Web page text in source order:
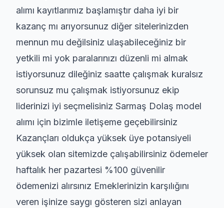
alımı kayıtlarımız başlamıştır daha iyi bir
kazanç mı arıyorsunuz diğer sitelerinizden
mennun mu değilsiniz ulaşabileceğiniz bir
yetkili mi yok paralarınızı düzenli mi almak
istiyorsunuz dileğiniz saatte çalışmak kuralsız
sorunsuz mu çalışmak istiyorsunuz ekip
liderinizi iyi seçmelisiniz Sarmaş Dolaş model
alımı için bizimle iletişeme geçebilirsiniz
Kazançları oldukça yüksek üye potansiyeli
yüksek olan sitemizde çalışabilirsiniz ödemeler
haftalık her pazartesi %100 güvenilir
ödemenizi alırsınız Emeklerinizin karşılığını
veren işinize saygı gösteren sizi anlayan